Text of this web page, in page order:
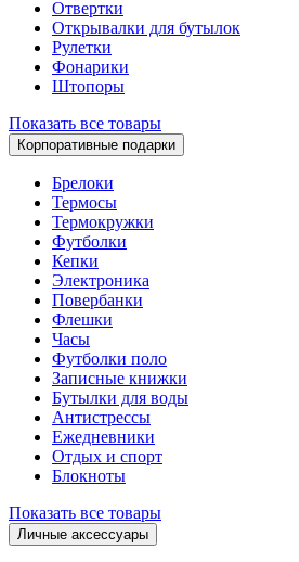
Отвертки
Открывалки для бутылок
Рулетки
Фонарики
Штопоры
Показать все товары
Корпоративные подарки
Брелоки
Термосы
Термокружки
Футболки
Кепки
Электроника
Повербанки
Флешки
Часы
Футболки поло
Записные книжки
Бутылки для воды
Антистрессы
Ежедневники
Отдых и спорт
Блокноты
Показать все товары
Личные аксессуары